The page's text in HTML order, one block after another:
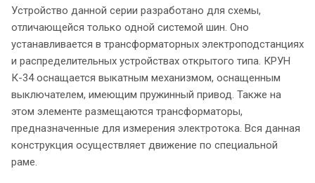
Устройство данной серии разработано для схемы,
отличающейся только одной системой шин. Оно
устанавливается в трансформаторных электроподстанциях
и распределительных устройствах открытого типа. КРУН
К-34 оснащается выкатным механизмом, оснащенным
выключателем, имеющим пружинный привод. Также на
этом элементе размещаются трансформаторы,
предназначенные для измерения электротока. Вся данная
конструкция осуществляет движение по специальной
раме.